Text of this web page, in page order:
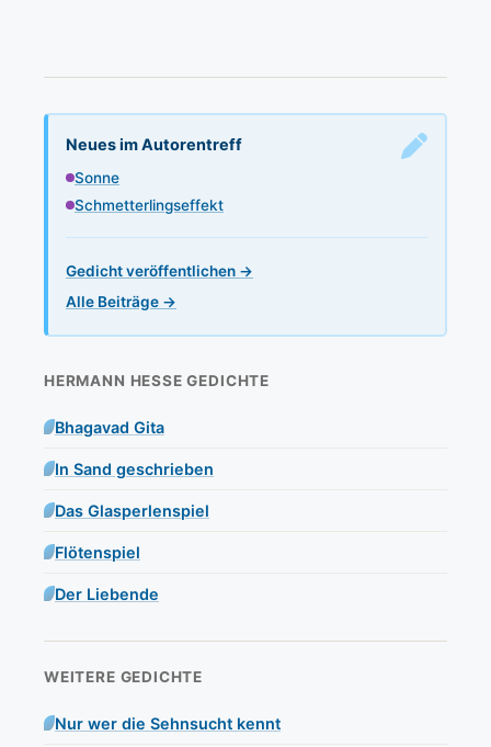
Neues im Autorentreff
Sonne
Schmetterlingseffekt
Gedicht veröffentlichen →
Alle Beiträge →
HERMANN HESSE GEDICHTE
Bhagavad Gita
In Sand geschrieben
Das Glasperlenspiel
Flötenspiel
Der Liebende
WEITERE GEDICHTE
Nur wer die Sehnsucht kennt